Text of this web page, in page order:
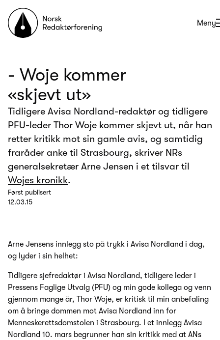
Til forsiden
Åpne
Meny
- Woje kommer
«skjevt ut»
Tidligere Avisa Nordland-redaktør og tidligere
PFU-leder Thor Woje kommer skjevt ut, når han
retter kritikk mot sin gamle avis, og samtidig
fraråder anke til Strasbourg, skriver NRs
generalsekretær Arne Jensen i et tilsvar til
Wojes kronikk.
Først publisert
12.03.15
Arne Jensens innlegg sto på trykk i Avisa Nordland i dag,
og lyder i sin helhet:
Tidligere sjefredaktør i Avisa Nordland, tidligere leder i
Pressens Faglige Utvalg (PFU) og min gode kollega og venn
gjennom mange år, Thor Woje, er kritisk til min anbefaling
om å bringe dommen mot Avisa Nordland inn for
Menneskerettsdomstolen i Strasbourg. I et innlegg Avisa
Nordland 10. mars begrunner han sin kritikk med at ANs